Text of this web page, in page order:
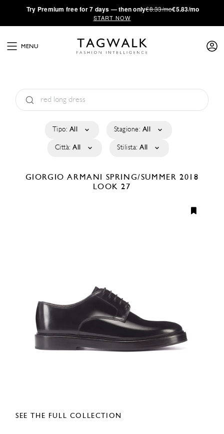
·Try Premium free for 7 days — then only€8.33/mo€5.83/mo
START NOW
MENU
Tipo: All Stagione: All
Città: All Stilista: All
GIORGIO ARMANI SPRING/SUMMER 2018
LOOK 27
SEE THE FULL COLLECTION